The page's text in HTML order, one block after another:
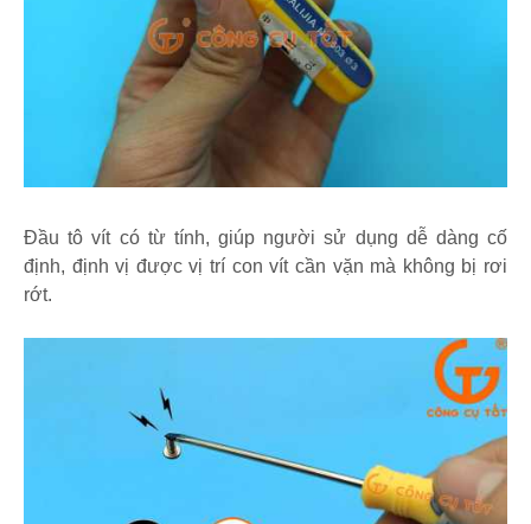
Đầu tô vít có từ tính, giúp người sử dụng dễ dàng cố
định, định vị được vị trí con vít cần vặn mà không bị rơi
rớt.